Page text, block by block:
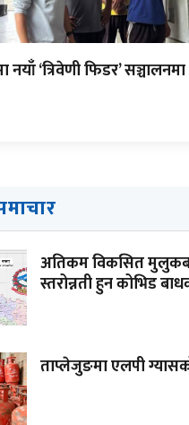
‘त्रिवेणी फिडर’ सञ्चालनमा
अतिकम विकसित
स्तरोन्नती हुन कोभिड
ताप्लेजुङमा एलपी